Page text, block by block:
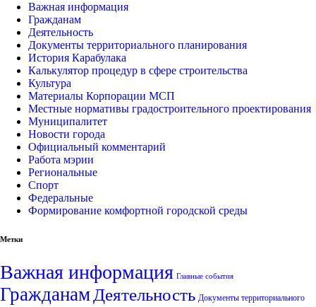
Важная информация
Гражданам
Деятельность
Документы территориального планирования
История Карабулака
Калькулятор процедур в сфере строительства
Культура
Материалы Корпорации МСП
Местные нормативы градостроительного проектирования
Муниципалитет
Новости города
Официальный комментарий
Работа мэрии
Региональные
Спорт
Федеральные
Формирование комфортной городской среды
Метки
Важная информация Главные события
Гражданам Деятельность Документы территориального